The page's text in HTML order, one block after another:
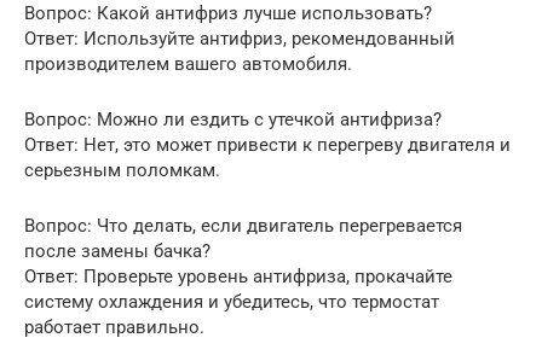
Вопрос: Какой антифриз лучше использовать?
Ответ: Используйте антифриз, рекомендованный
производителем вашего автомобиля.
Вопрос: Можно ли ездить с утечкой антифриза?
Ответ: Нет, это может привести к перегреву двигателя и
серьезным поломкам.
Вопрос: Что делать, если двигатель перегревается
после замены бачка?
Ответ: Проверьте уровень антифриза, прокачайте
систему охлаждения и убедитесь, что термостат
работает правильно.